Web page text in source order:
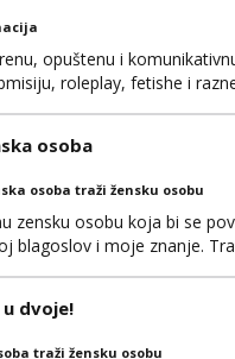
opuštenu i
roleplay, fetishe i
osoba
osoba traži žensku osobu
zensku osobu koja bi se
blagoslov i moje znanje.
dvoje!
traži žensku osobu